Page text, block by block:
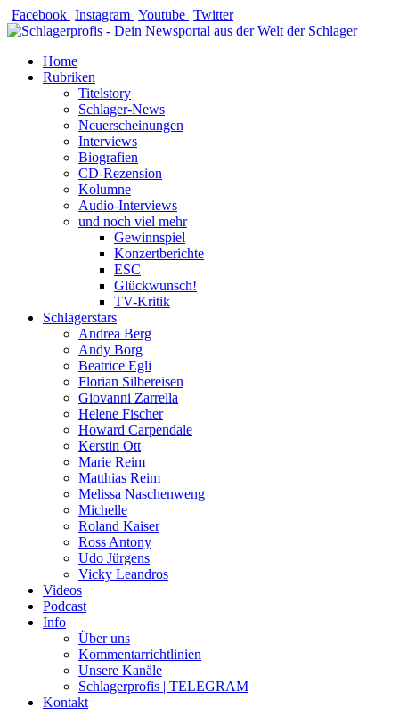
Zum
Inhalt
Facebook Instagram Youtube Twitter
Home
Rubriken
Titelstory
Schlager-News
Neuerscheinungen
Interviews
Biografien
CD-Rezension
Kolumne
Audio-Interviews
und noch viel mehr
Gewinnspiel
Konzertberichte
ESC
Glückwunsch!
TV-Kritik
Schlagerstars
Andrea Berg
Andy Borg
Beatrice Egli
Florian Silbereisen
Giovanni Zarrella
Helene Fischer
Howard Carpendale
Kerstin Ott
Marie Reim
Matthias Reim
Melissa Naschenweng
Michelle
Roland Kaiser
Ross Antony
Udo Jürgens
Vicky Leandros
Videos
Podcast
Info
Über uns
Kommentarrichtlinien
Unsere Kanäle
Schlagerprofis | TELEGRAM
Kontakt